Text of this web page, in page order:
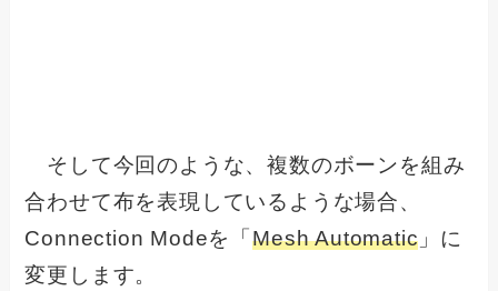
そして今回のような、複数のボーンを組み
合わせて布を表現しているような場合、
Connection Modeを「Mesh Automatic 」に
変更します。